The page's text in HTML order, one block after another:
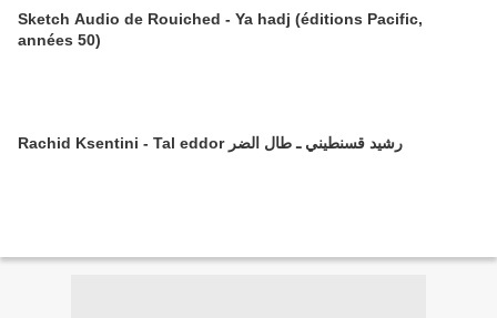
Sketch Audio de Rouiched - Ya hadj (éditions Pacific,
années 50)
Rachid Ksentini - Tal eddor رشيد قسنطيني ـ طال الضر